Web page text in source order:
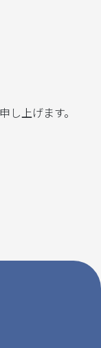
上げます。